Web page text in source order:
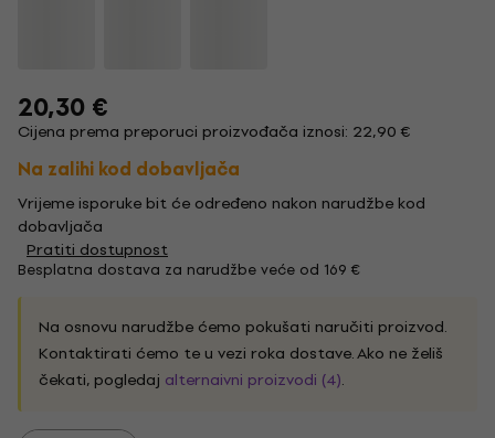
20,30 €
Cijena prema preporuci proizvođača iznosi: 22,90 €
Na zalihi kod dobavljača
Vrijeme isporuke bit će određeno nakon narudžbe kod
dobavljača
Pratiti dostupnost
Besplatna dostava za narudžbe veće od 169 €
Na osnovu narudžbe ćemo pokušati naručiti proizvod.
Kontaktirati ćemo te u vezi roka dostave. Ako ne želiš
čekati, pogledaj alternaivni proizvodi (4).